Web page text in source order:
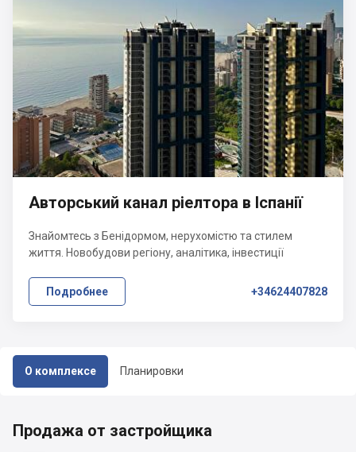
О комплексе Планировки
Авторський канал ріелтора в Іспанії
Знайомтесь з Бенідормом, нерухомістю та стилем
життя. Новобудови регіону, аналітика, інвестиції
Подробнее +34624407828
Продажа от застройщика